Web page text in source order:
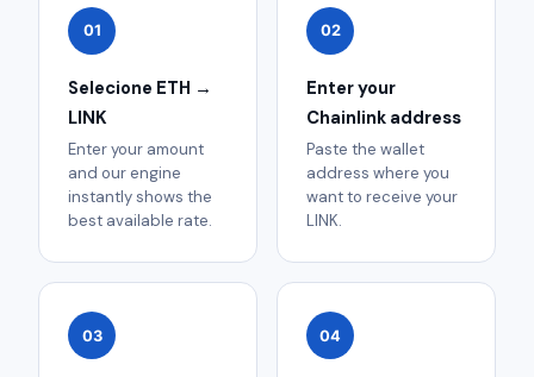
01
Selecione ETH →
LINK
Enter your amount
and our engine
instantly shows the
best available rate.
02
Enter your
Chainlink address
Paste the wallet
address where you
want to receive your
LINK.
03 04